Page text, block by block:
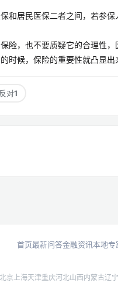
和居民医保二者之间，若参
险，也不要质疑它的合理性
时候，保险的重要性就凸显出
反对1
首页最新问答金融资讯本地专
北京 上海天津重庆河北山西内蒙古辽宁